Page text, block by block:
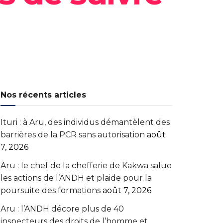
Nos récents articles
Ituri : à Aru, des individus démantèlent des
barrières de la PCR sans autorisation août
7, 2026
Aru : le chef de la chefferie de Kakwa salue
les actions de l’ANDH et plaide pour la
poursuite des formations août 7, 2026
Aru : l’ANDH décore plus de 40
inspecteurs des droits de l’homme et